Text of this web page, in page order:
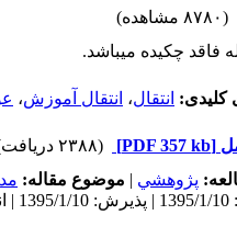
(۸۷۸۰ مشاهده)
فاقد چکیده می​باشد.
کلیدی: انتقال، انتقال آموزش،
[PDF 357 kb]
(۲۳۸۸ دریافت)
پژوهشي | موضوع مقاله: